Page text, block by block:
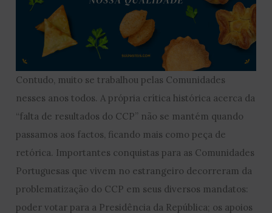
Contudo, muito se trabalhou pelas Comunidades
nesses anos todos. A própria crítica histórica acerca da
“falta de resultados do CCP” não se mantém quando
passamos aos factos, ficando mais como peça de
retórica. Importantes conquistas para as Comunidades
Portuguesas que vivem no estrangeiro decorreram da
problematização do CCP em seus diversos mandatos:
poder votar para a Presidência da República; os apoios